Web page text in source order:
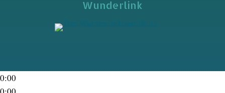
Wunderlink
0:00